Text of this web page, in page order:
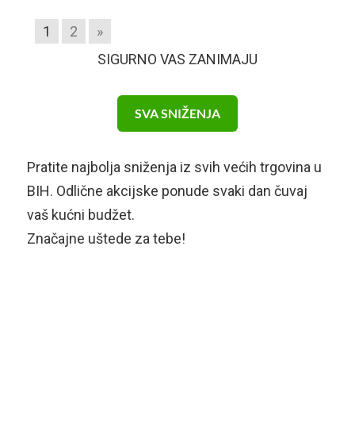
1 2
»
SIGURNO VAS ZANIMAJU
SVA SNIŽENJA
Pratite najbolja sniženja iz svih većih trgovina u
BIH. Odlične akcijske ponude svaki dan čuvaj
vaš kućni budžet.
Značajne uštede za tebe!